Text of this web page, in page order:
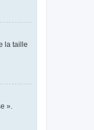
la taille
».